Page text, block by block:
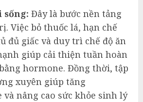
sống: Đây là bước nền tảng
Việc bỏ thuốc lá, hạn chế
đủ giấc và duy trì chế độ ăn
giúp cải thiện tuần hoàn
hormone. Đồng thời, tập
xuyên giúp tăng
và nâng cao sức khỏe sinh lý